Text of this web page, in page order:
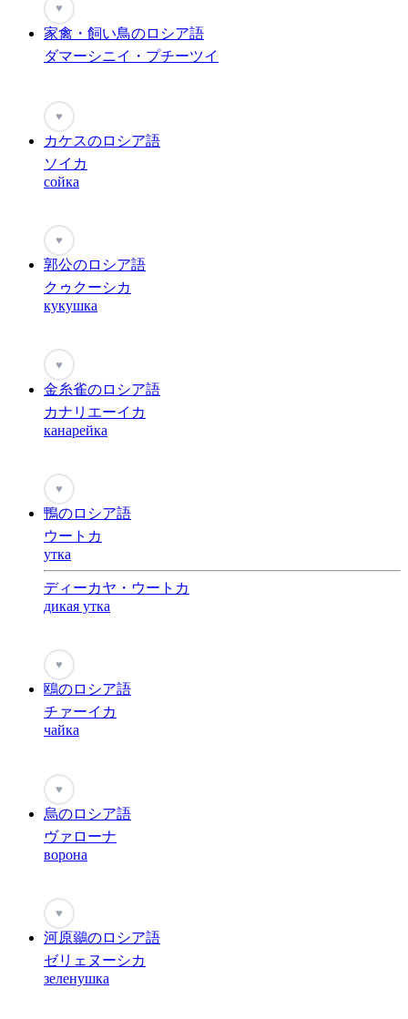
♥
家禽・飼い鳥のロシア語
ダマーシニイ・プチーツイ
♥
カケスのロシア語
ソイカ
сойка
♥
郭公のロシア語
クゥクーシカ
кукушка
♥
金糸雀のロシア語
カナリエーイカ
канарейка
♥
鴨のロシア語
ウートカ
утка
ディーカヤ・ウートカ
дикая утка
♥
鴎のロシア語
チァーイカ
чайка
♥
烏のロシア語
ヴァローナ
ворона
♥
河原鶸のロシア語
ゼリェヌーシカ
зеленушка